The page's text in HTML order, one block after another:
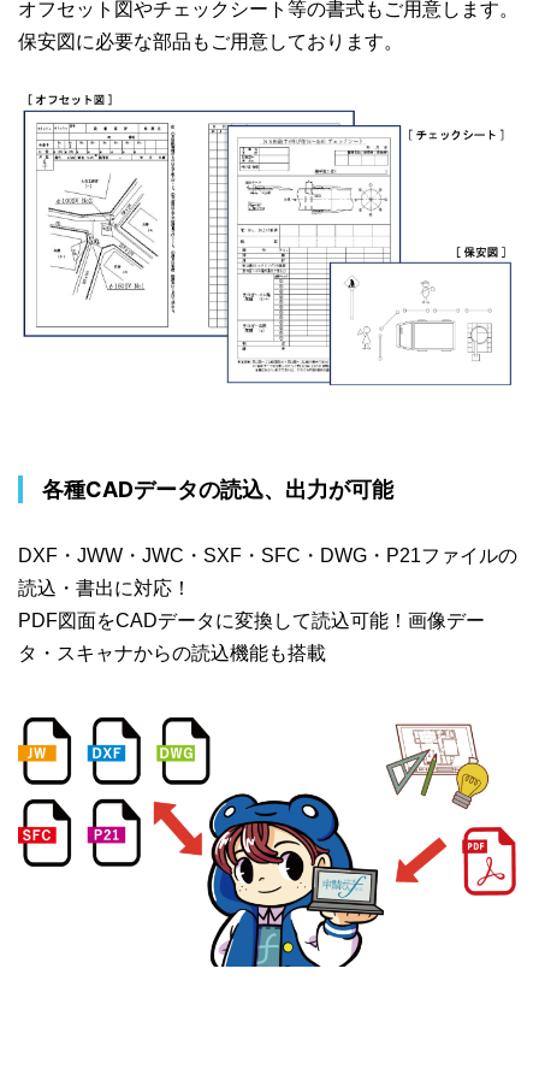
オフセット図やチェックシート等の書式もご用意します。
保安図に必要な部品もご用意しております。
各種CADデータの読込、出力が可能
DXF・JWW・JWC・SXF・SFC・DWG・P21ファイルの
読込・書出に対応！
PDF図面をCADデータに変換して読込可能！画像デー
タ・スキャナからの読込機能も搭載